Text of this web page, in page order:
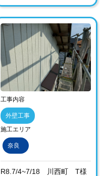
工事内容
外壁工事
施工エリア
奈良
R8.7/4~7/18 川西町 T様